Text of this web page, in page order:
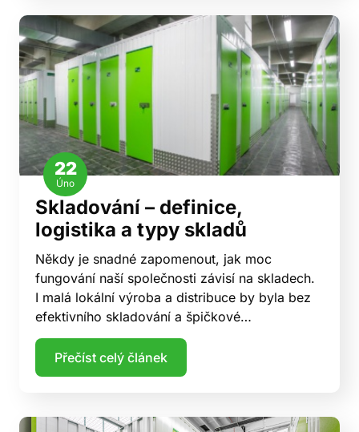
22
Úno
Skladování – definice,
logistika a typy skladů
Někdy je snadné zapomenout, jak moc
fungování naší společnosti závisí na skladech.
I malá lokální výroba a distribuce by byla bez
efektivního skladování a špičkové…
Přečíst celý článek